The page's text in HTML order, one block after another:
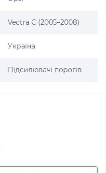
Vectra C (2005–2008)
Україна
Підсилювачі порогів